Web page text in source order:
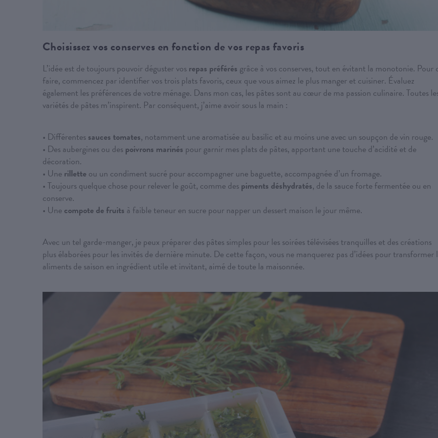
Choisissez vos conserves en fonction de vos repas favoris
L’idée est de toujours pouvoir déguster vosrepas préférés grâce à vos conserves, tout en évitant la monotonie. Pour
faire, commencez par identifier vos trois plats favoris, ceux que vous aimez le plus manger et cuisiner. Évaluez
également les préférences de votre ménage. Dans mon cas, les pâtes sont au cœur de ma passion culinaire. Toutes
variétés de pâtes m’inspirent. Par conséquent, j’aime avoir sous la main :
• Différentessauces tomates, notamment une aromatisée au basilic et au moins une avec un soupçon de vin rouge.
• Des aubergines ou despoivrons marinés pour garnir mes plats de pâtes, apportant une touche d’acidité et de
décoration.
• Une rillette ou un condiment sucré pour accompagner une baguette, accompagnée d’un fromage.
• Toujours quelque chose pour relever le goût, comme despiments déshydratés, de la sauce forte fermentée ou en
conserve.
• Une compote de fruits à faible teneur en sucre pour napper un dessert maison le jour même.
Avec un tel garde-manger, je peux préparer des pâtes simples pour les soirées télévisées tranquilles et des créations
plus élaborées pour les invités de dernière minute. De cette façon, vous ne manquerez pas d’idées pour transformer
aliments de saison en ingrédient utile et invitant, aimé de toute la maisonnée.